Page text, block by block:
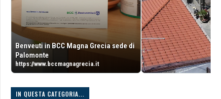
Benveuti in BCC Magna Grecia sede di
Palomonte
https://www.bccmagnagrecia.it
IN QUESTA CATEGORIA...